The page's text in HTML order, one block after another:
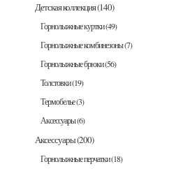
Детская коллекция(140)
Горнолыжные куртки(49)
Горнолыжные комбинезоны(7)
Горнолыжные брюки(56)
Толстовки(19)
Термобелье(3)
Аксессуары(6)
Аксессуары(200)
Горнолыжные перчатки(18)